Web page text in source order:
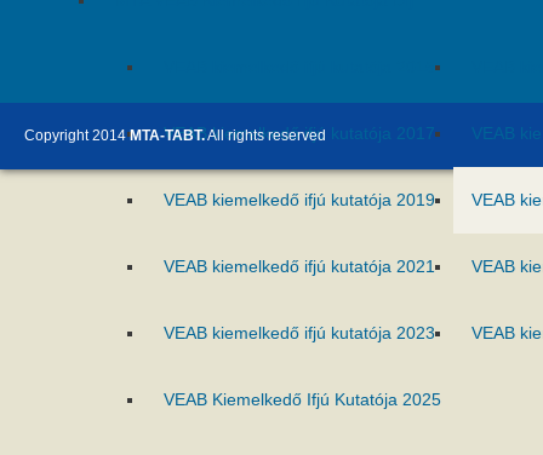
VEAB kiemelkedő ifjú kutatója 2017 VEAB
VEAB kiemelkedő ifjú kutatója 2019 VEAB
VEAB kiemelkedő ifjú kutatója 2021 VEAB
VEAB kiemelkedő ifjú kutatója 2023 VEAB
VEAB Kiemelkedő Ifjú Kutatója 2025
Copyright 2014MTA-TABT.All rights reserved